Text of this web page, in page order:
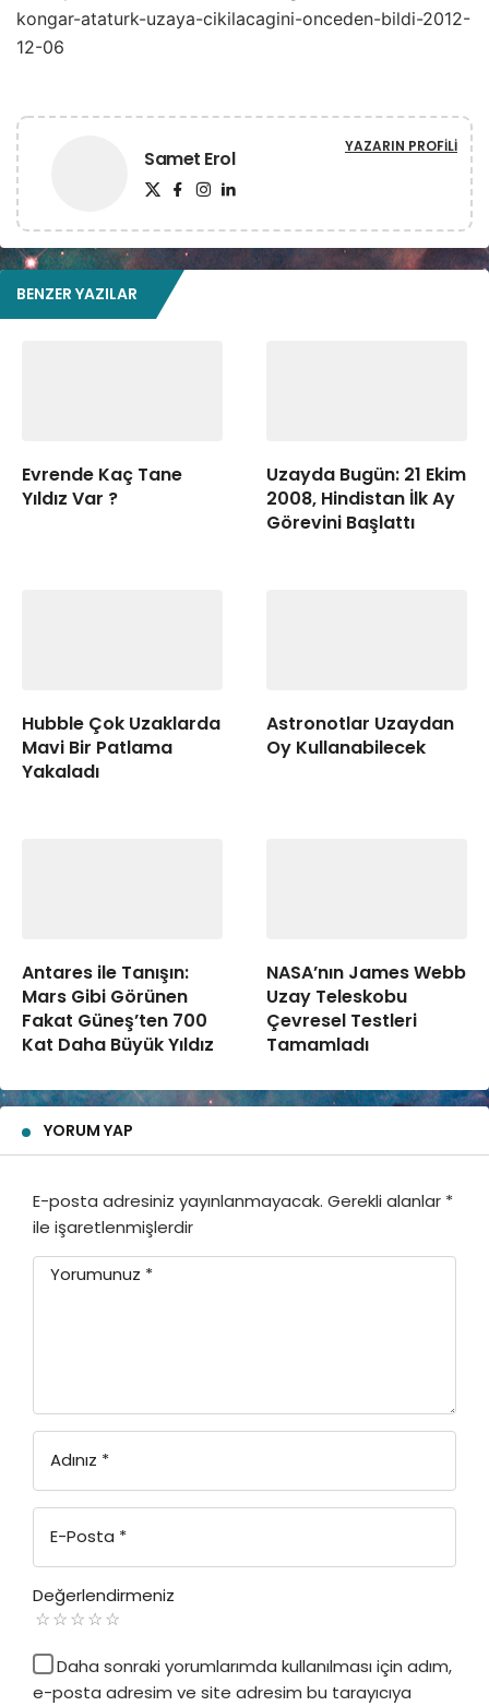
kongar-ataturk-uzaya-cikilacagini-onceden-bildi-2012-
12-06
Samet Erol YAZARIN PROFILI
BENZER YAZILAR
Evrende Kaç Tane
Yıldız Var ?
Uzayda Bugün: 21 Ekim
2008, Hindistan İlk Ay
Görevini Başlattı
Hubble Çok Uzaklarda
Mavi Bir Patlama
Yakaladı
Astronotlar Uzaydan
Oy Kullanabilecek
Antares ile Tanışın:
Mars Gibi Görünen
Fakat Güneş’ten 700
Kat Daha Büyük Yıldız
NASA’nın James Webb
Uzay Teleskobu
Çevresel Testleri
Tamamladı
YORUM YAP
E-posta adresiniz yayınlanmayacak. Gerekli alanlar *
ile işaretlenmişlerdir
Yorumunuz *
Adınız *
E-Posta *
Değerlendirmeniz
Daha sonraki yorumlarımda kullanılması için adım,
e-posta adresim ve site adresim bu tarayıcıya